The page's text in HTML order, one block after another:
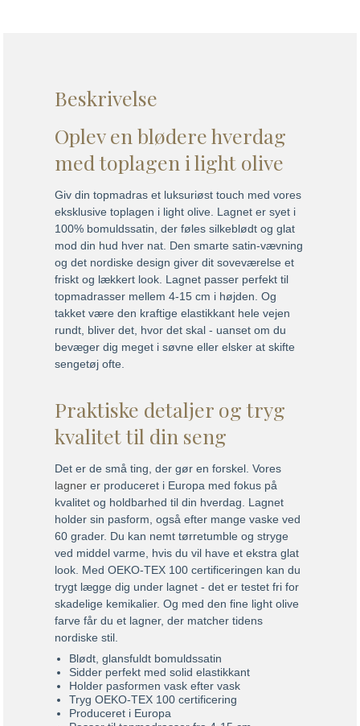
Beskrivelse
Oplev en blødere hverdag
med toplagen i light olive
Giv din topmadras et luksuriøst touch med vores
eksklusive toplagen i light olive. Lagnet er syet i
100% bomuldssatin, der føles silkeblødt og glat
mod din hud hver nat. Den smarte satin-vævning
og det nordiske design giver dit soveværelse et
friskt og lækkert look. Lagnet passer perfekt til
topmadrasser mellem 4-15 cm i højden. Og
takket være den kraftige elastikkant hele vejen
rundt, bliver det, hvor det skal - uanset om du
bevæger dig meget i søvne eller elsker at skifte
sengetøj ofte.
Praktiske detaljer og tryg
kvalitet til din seng
Det er de små ting, der gør en forskel. Vores
lagner er produceret i Europa med fokus på
kvalitet og holdbarhed til din hverdag. Lagnet
holder sin pasform, også efter mange vaske ved
60 grader. Du kan nemt tørretumble og stryge
ved middel varme, hvis du vil have et ekstra glat
look. Med OEKO-TEX 100 certificeringen kan du
trygt lægge dig under lagnet - det er testet fri for
skadelige kemikalier. Og med den fine light olive
farve får du et lagner, der matcher tidens
nordiske stil.
Blødt, glansfuldt bomuldssatin
Sidder perfekt med solid elastikkant
Holder pasformen vask efter vask
Tryg OEKO-TEX 100 certificering
Produceret i Europa